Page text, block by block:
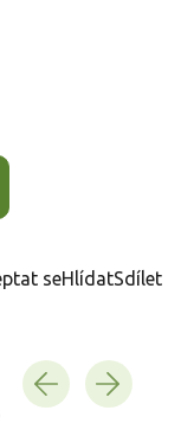
seHlídatSdílet